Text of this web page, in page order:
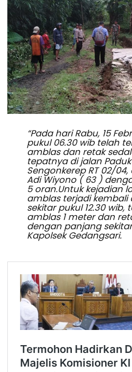
“Pada hari Rabu, 15
pukul 06.30 wib telah
amblas dan retak
tepatnya di jalan
Sengonkerep RT 02/
Adi Wiyono ( 63 )
5 oran.Untuk kejadian
amblas terjadi kembali
sekitar pukul 12.30
amblas 1 meter dan
dengan panjang
Kapolsek Gedangsari.